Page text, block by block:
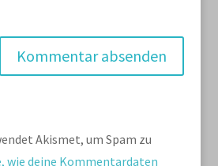
Akismet, um Spam zu
wie deine Kommentardaten